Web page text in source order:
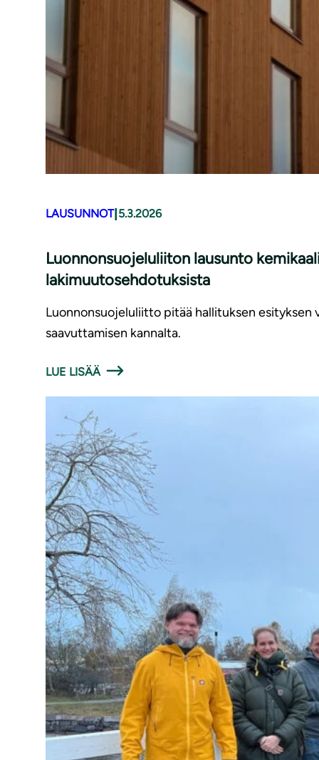
LAUSUNNOT|5.3.2026
Luonnonsuojeluliiton lausunto
lakimuutosehdotuksista
Luonnonsuojeluliitto pitää hallituksen
saavuttamisen kannalta.
LUE LISÄÄ